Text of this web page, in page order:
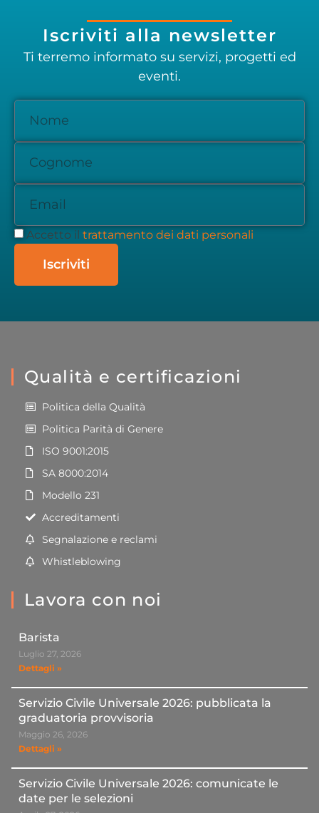
Iscriviti alla newsletter
Ti terremo informato su servizi, progetti ed
eventi.
Accetto il trattamento dei dati personali
Iscriviti
Qualità e certificazioni
Politica della Qualità
Politica Parità di Genere
ISO 9001:2015
SA 8000:2014
Modello 231
Accreditamenti
Segnalazione e reclami
Whistleblowing
Lavora con noi
Barista
Luglio 27, 2026
Dettagli »
Servizio Civile Universale 2026: pubblicata la
graduatoria provvisoria
Maggio 26, 2026
Dettagli »
Servizio Civile Universale 2026: comunicate le
date per le selezioni